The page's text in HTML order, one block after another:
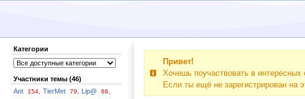
Категории
Участники темы (46)
Ant
154, TierMet 79, Lip@ 66,
Привет!
Хочешь поучаствовать в
Если ты ещё не зарегистрирован на